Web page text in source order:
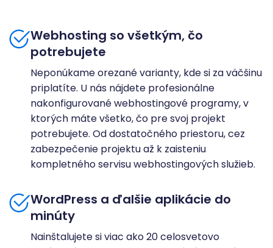
Webhosting so všetkým, čo
potrebujete
Neponúkame orezané varianty, kde si za väčšinu
priplatíte. U nás nájdete profesionálne
nakonfigurované webhostingové programy, v
ktorých máte všetko, čo pre svoj projekt
potrebujete. Od dostatočného priestoru, cez
zabezpečenie projektu až k zaisteniu
kompletného servisu webhostingových služieb.
WordPress a ďalšie aplikácie do
minúty
Nainštalujete si viac ako 20 celosvetovo